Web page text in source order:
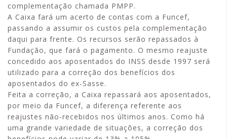
complementação chamada PMPP.
A Caixa fará um acerto de contas com a Funcef,
passando a assumir os custos pela complementação
daqui para frente. Os recursos serão repassados à
Fundação, que fará o pagamento. O mesmo reajuste
concedido aos aposentados do INSS desde 1997 será
utilizado para a correção dos benefícios dos
aposentados do ex-Sasse.
Feita a correção, a Caixa repassará aos aposentados,
por meio da Funcef, a diferença referente aos
reajustes não-recebidos nos últimos anos. Como há
uma grande variedade de situações, a correção dos